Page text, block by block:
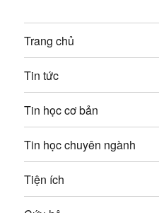
Trang chủ
Tin tức
Tin học cơ bản
Tin học chuyên ngành
Tiện ích